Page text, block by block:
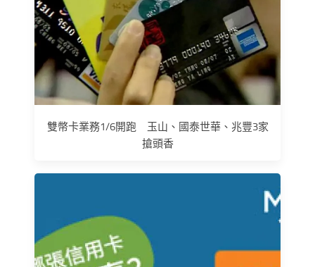
雙幣卡業務1/6開跑 玉山、國泰世華、兆豐3家
搶頭香